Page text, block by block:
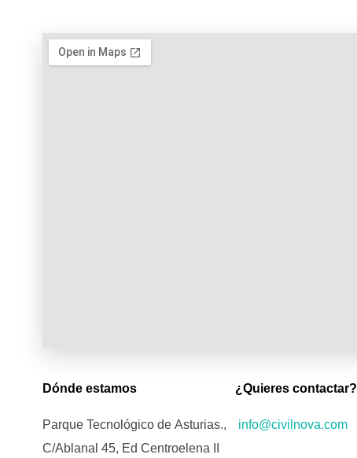
Dónde estamos
Parque Tecnológico de Asturias.,
C/Ablanal 45, Ed Centroelena II
¿Quieres contactar?
info@civilnova.com